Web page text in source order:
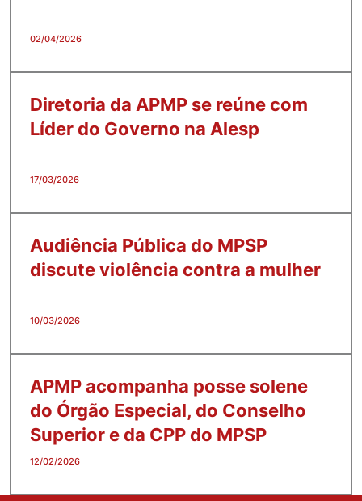
02/04/2026
Diretoria da APMP se reúne com
Líder do Governo na Alesp
17/03/2026
Audiência Pública do MPSP
discute violência contra a mulher
10/03/2026
APMP acompanha posse solene
do Órgão Especial, do Conselho
Superior e da CPP do MPSP
12/02/2026